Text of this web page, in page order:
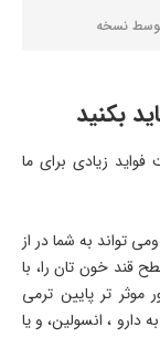
نسخه
بکنید
زیادی برای ما
تواند به شما در از
قند خون تان را، با
تر پایین ترمی
، انسولین، و یا